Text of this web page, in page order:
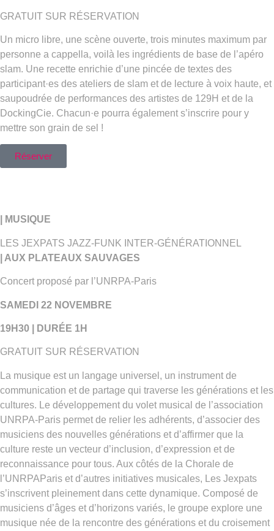
GRATUIT SUR RÉSERVATION
Un micro libre, une scène ouverte, trois minutes maximum par
personne a cappella, voilà les ingrédients de base de l’apéro
slam. Une recette enrichie d’une pincée de textes des
participant·es des ateliers de slam et de lecture à voix haute, et
saupoudrée de performances des artistes de 129H et de la
DockingCie. Chacun·e pourra également s’inscrire pour y
mettre son grain de sel !
Réserver
| MUSIQUE
LES JEXPATS JAZZ-FUNK INTER-GÉNÉRATIONNEL
| AUX PLATEAUX SAUVAGES
Concert proposé par l’UNRPA-Paris
SAMEDI 22 NOVEMBRE
19H30 | DURÉE 1H
GRATUIT SUR RÉSERVATION
La musique est un langage universel, un instrument de
communication et de partage qui traverse les générations et les
cultures. Le développement du volet musical de l’association
UNRPA-Paris permet de relier les adhérents, d’associer des
musiciens des nouvelles générations et d’affirmer que la
culture reste un vecteur d’inclusion, d’expression et de
reconnaissance pour tous. Aux côtés de la Chorale de
l’UNRPAParis et d’autres initiatives musicales, Les Jexpats
s’inscrivent pleinement dans cette dynamique. Composé de
musiciens d’âges et d’horizons variés, le groupe explore une
musique née de la rencontre des générations et du croisement